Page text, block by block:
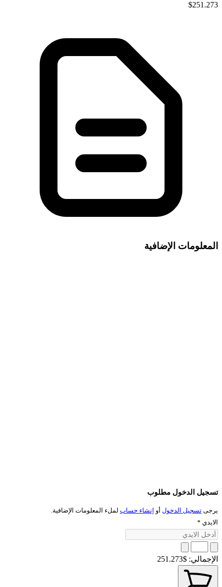
$251.273
المعلومات الإضافية
تسجيل الدخول مطلوب
يرجى تسجيل الدخول أو إنشاء حساب لملء المعلومات الإضافية.
الايدي *
الإجمالي: $251.273